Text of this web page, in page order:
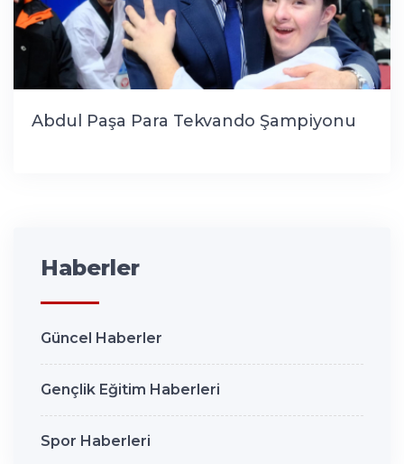
Abdul Paşa Para Tekvando Şampiyonu
Haberler
Güncel Haberler
Gençlik Eğitim Haberleri
Spor Haberleri